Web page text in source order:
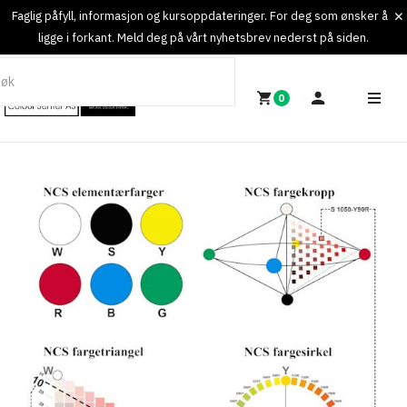
Faglig påfyll, informasjon og kursoppdateringer. For deg som ønsker å
ligge i forkant. Meld deg på vårt nyhetsbrev nederst på siden.
0